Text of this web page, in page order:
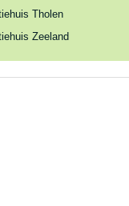
Tholen
Zeeland